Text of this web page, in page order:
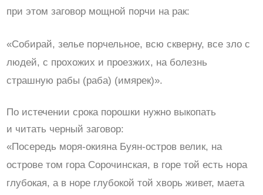
при этом заговор мощной порчи на рак:
«Собирай, зелье порчельное, всю скверну, все зло с
людей, с прохожих и проезжих, на болезнь
страшную рабы (раба) (имярек)».
По истечении срока порошки нужно выкопать
и читать черный заговор:
«Посередь моря-окияна Буян-остров велик, на
острове том гора Сорочинская, в горе той есть нора
глубокая, а в норе глубокой той хворь живет, маета